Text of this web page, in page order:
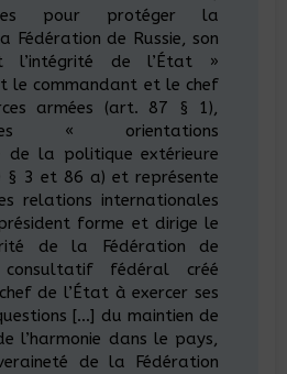
pour protéger la
Fédération de Russie, son
l’intégrité de l’État »
le commandant et le chef
armées (art. 87 § 1),
« orientations
de la politique extérieure
§ 3 et 86 a) et représente
relations internationales
forme et dirige le
de la Fédération de
consultatif fédéral créé
de l’État à exercer ses
[…] du maintien de
l’harmonie dans le pays,
de la Fédération